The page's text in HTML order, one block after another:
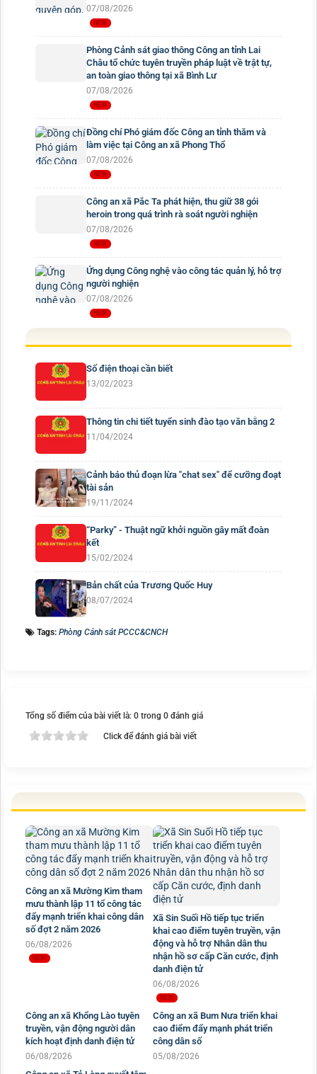
07/08/2026
Phòng Cảnh sát giao thông Công an tỉnh Lai
Châu tổ chức tuyên truyền pháp luật về trật tự,
an toàn giao thông tại xã Bình Lư
07/08/2026
Đồng chí Phó giám đốc Công an tỉnh thăm và
làm việc tại Công an xã Phong Thổ
07/08/2026
Công an xã Pắc Ta phát hiện, thu giữ 38 gói
heroin trong quá trình rà soát người nghiện
07/08/2026
Ứng dụng Công nghệ vào công tác quản lý, hỗ trợ
người nghiện
07/08/2026
Số điện thoại cần biết
13/02/2023
Thông tin chi tiết tuyển sinh đào tạo văn bằng 2
11/04/2024
Cảnh báo thủ đoạn lừa "chat sex" để cưỡng đoạt
tài sản
19/11/2024
“Parky” - Thuật ngữ khởi nguồn gây mất đoàn
kết
15/02/2024
Bản chất của Trương Quốc Huy
08/07/2024
Tags: Phòng Cảnh sát PCCC&CNCH
Tổng số điểm của bài viết là: 0 trong 0 đánh giá
Click để đánh giá bài viết
Công an xã Mường Kim tham
mưu thành lập 11 tổ công tác
đẩy mạnh triển khai công dân
số đợt 2 năm 2026
06/08/2026
Xã Sin Suối Hồ tiếp tục triển
khai cao điểm tuyên truyền, vận
động và hỗ trợ Nhân dân thu
nhận hồ sơ cấp Căn cước, định
danh điện tử
06/08/2026
Công an xã Khổng Lào tuyên
Công an xã Bum Nưa triển khai